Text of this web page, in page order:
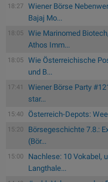
18:27
Wiener Börse
Bajaj Mo...
18:05
Wie Marinomed
Athos Imm...
18:05
Wie Österreichische
und B...
17:41
Wiener Börse Party
star...
15:40 Österreich-Depots:
15:20
Börsegeschichte 7.8.:
(Bör...
15:00
Nachlese: 10 Vokabel,
Langthale...